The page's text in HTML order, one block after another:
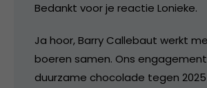
Bedankt voor je reactie Lonieke.
Ja hoor, Barry Callebaut werkt
boeren samen. Ons
duurzame chocolade tegen